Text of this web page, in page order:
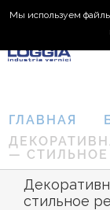
ГЛАВНАЯ
—
стильное
Мы используем